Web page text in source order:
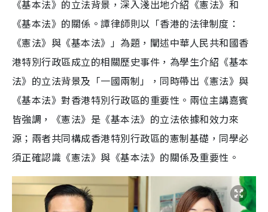
《基本法》的立法背景，深入淺出地介紹《憲法》和
《基本法》的關係。譚律師則以「香港的法律制度：
《憲法》與《基本法》」為題，闡述中華人民共和國香
港特別行政區成立的相關歷史事件，為學生介紹《基本
法》的立法背景及「一國兩制」，同時帶出《憲法》與
《基本法》對香港特別行政區的重要性。兩位主講嘉賓
皆強調，《憲法》是《基本法》的立法依據和效力來
源；兩者共同構成香港特別行政區的憲制基礎，同學必
須正確認識《憲法》與《基本法》的關係及重要性。